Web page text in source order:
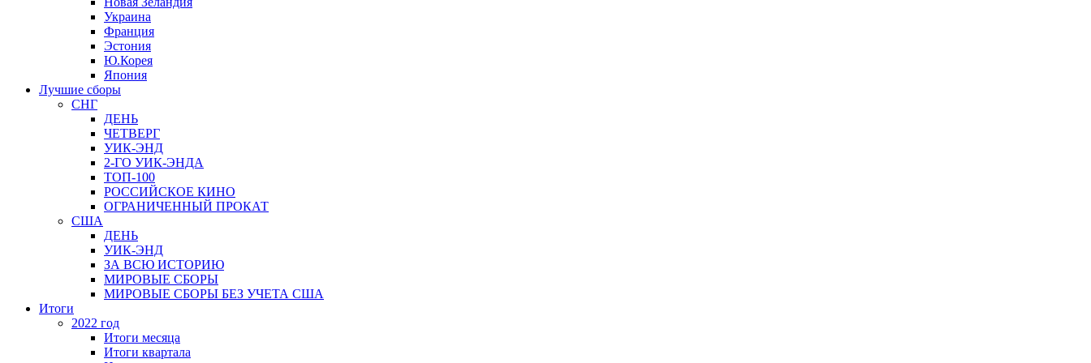
Украина
Франция
Эстония
Ю.Корея
Япония
Лучшие сборы
СНГ
ДЕНЬ
ЧЕТВЕРГ
УИК-ЭНД
2-ГО УИК-ЭНДА
ТОП-100
РОССИЙСКОЕ КИНО
ОГРАНИЧЕННЫЙ ПРОКАТ
США
ДЕНЬ
УИК-ЭНД
ЗА ВСЮ ИСТОРИЮ
МИРОВЫЕ СБОРЫ
МИРОВЫЕ СБОРЫ БЕЗ УЧЕТА США
Итоги
2022 год
Итоги месяца
Итоги квартала